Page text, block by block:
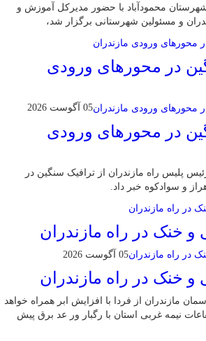
محمودآباد با حضور مدیرکل آموزش و
و مسئولین شهرستانی برگزار شد،
در محور‌های ورودی
05 آگوست 2026
در محور‌های ورودی
رئیس پلیس راه مازندران از ترافیک سنگین در
و سوادکوه خبر داد.
و خنک در راه مازندران
05 آگوست 2026
و خنک در راه مازندران
مازندران از فردا با افزایش ابر همراه خواهد
نیمه غربی استان با رگبار ور عد برق پیش